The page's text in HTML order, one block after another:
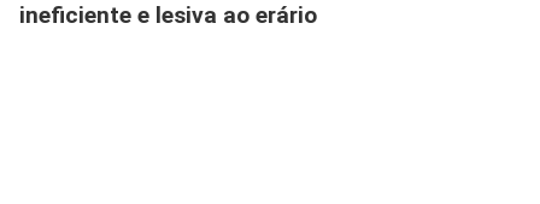
por:
ineficiente e lesiva ao erário